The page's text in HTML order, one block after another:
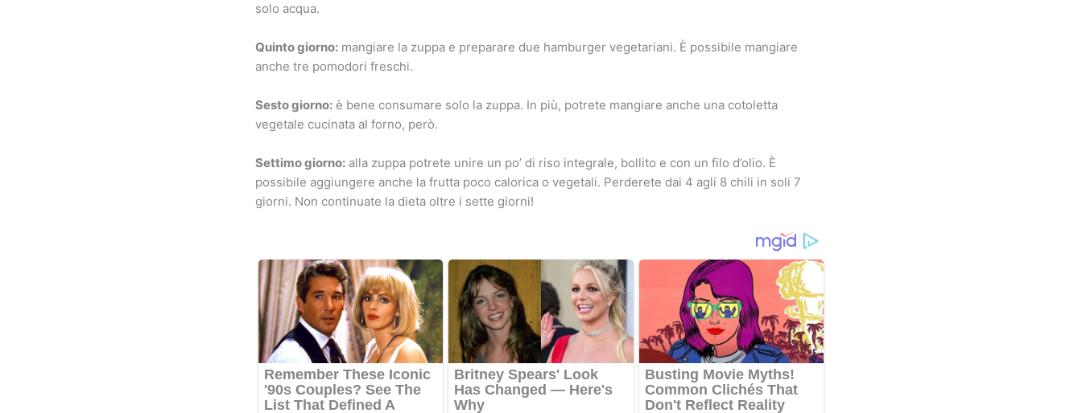
solo acqua.
Quinto giorno: mangiare la zuppa e preparare due hamburger vegetariani. È possibile mangiare
anche tre pomodori freschi.
Sesto giorno: è bene consumare solo la zuppa. In più, potrete mangiare anche una cotoletta
vegetale cucinata al forno, però.
Settimo giorno: alla zuppa potrete unire un po’ di riso integrale, bollito e con un filo d’olio. È
possibile aggiungere anche la frutta poco calorica o vegetali. Perderete dai 4 agli 8 chili in soli 7
giorni. Non continuate la dieta oltre i sette giorni!